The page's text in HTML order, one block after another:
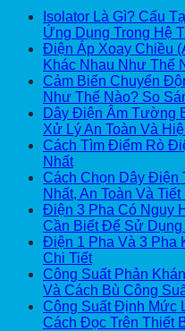
Isolator Là Gì? Cấu
Ứng Dụng Trong Hệ
Điện Áp Xoay Chiều
Khác Nhau Như Thế
Cảm Biến Chuyển
Như Thế Nào? So
Dây Điện Âm Tường
Xử Lý An Toàn Và
Cách Tìm Điểm Rò
Nhất
Cách Chọn Dây Điện
Nhất, An Toàn Và Tiết
Điện 3 Pha Có Nguy
Cần Biết Để Sử Dụng
Điện 1 Pha Và 3 Pha
Chi Tiết
Công Suất Phản
Và Cách Bù Công
Công Suất Định Mức
Cách Đọc Trên Thiết